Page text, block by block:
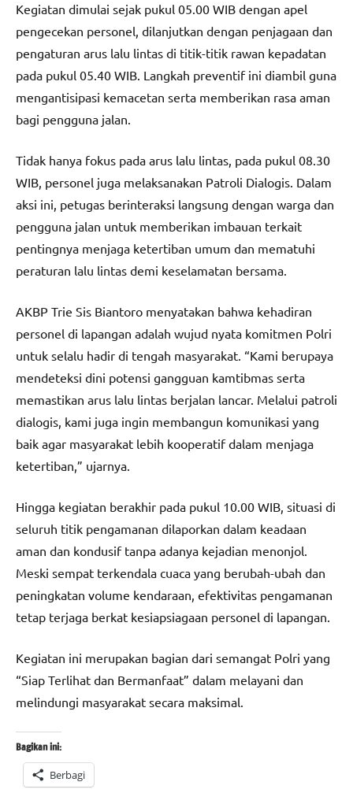
Kegiatan dimulai sejak pukul 05.00 WIB dengan apel
pengecekan personel, dilanjutkan dengan penjagaan dan
pengaturan arus lalu lintas di titik-titik rawan kepadatan
pada pukul 05.40 WIB. Langkah preventif ini diambil guna
mengantisipasi kemacetan serta memberikan rasa aman
bagi pengguna jalan.
Tidak hanya fokus pada arus lalu lintas, pada pukul 08.30
WIB, personel juga melaksanakan Patroli Dialogis. Dalam
aksi ini, petugas berinteraksi langsung dengan warga dan
pengguna jalan untuk memberikan imbauan terkait
pentingnya menjaga ketertiban umum dan mematuhi
peraturan lalu lintas demi keselamatan bersama.
AKBP Trie Sis Biantoro menyatakan bahwa kehadiran
personel di lapangan adalah wujud nyata komitmen Polri
untuk selalu hadir di tengah masyarakat. “Kami berupaya
mendeteksi dini potensi gangguan kamtibmas serta
memastikan arus lalu lintas berjalan lancar. Melalui patroli
dialogis, kami juga ingin membangun komunikasi yang
baik agar masyarakat lebih kooperatif dalam menjaga
ketertiban,” ujarnya.
Hingga kegiatan berakhir pada pukul 10.00 WIB, situasi di
seluruh titik pengamanan dilaporkan dalam keadaan
aman dan kondusif tanpa adanya kejadian menonjol.
Meski sempat terkendala cuaca yang berubah-ubah dan
peningkatan volume kendaraan, efektivitas pengamanan
tetap terjaga berkat kesiapsiagaan personel di lapangan.
Kegiatan ini merupakan bagian dari semangat Polri yang
“Siap Terlihat dan Bermanfaat” dalam melayani dan
melindungi masyarakat secara maksimal.
Bagikan ini:
Berbagi